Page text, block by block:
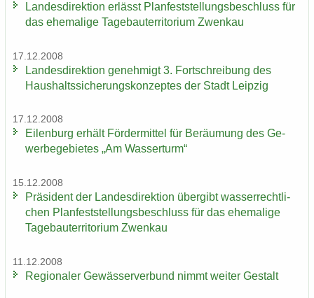
Lan­des­di­rek­ti­on er­lässt Plan­fest­stel­lungs­be­schluss für
das ehe­ma­li­ge Ta­ge­bau­ter­ri­to­ri­um Zwenkau
17.12.2008
Lan­des­di­rek­ti­on ge­neh­migt 3. Fort­schrei­bung des
Haus­halts­si­che­rungs­kon­zep­tes der Stadt Leip­zig
17.12.2008
Ei­len­burg er­hält För­der­mit­tel für Be­räu­mung des Ge­
wer­be­ge­bie­tes „Am Was­ser­turm“
15.12.2008
Prä­si­dent der Lan­des­di­rek­ti­on über­gibt was­ser­recht­li­
chen Plan­fest­stel­lungs­be­schluss für das ehe­ma­li­ge
Ta­ge­bau­ter­ri­to­ri­um Zwenkau
11.12.2008
Re­gio­na­ler Ge­wäs­ser­ver­bund nimmt wei­ter Ge­stalt